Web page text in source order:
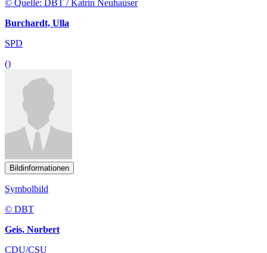
© Quelle: DBT / Katrin Neuhauser
Burchardt, Ulla
SPD
()
Bildinformationen
Symbolbild
© DBT
Geis, Norbert
CDU/CSU